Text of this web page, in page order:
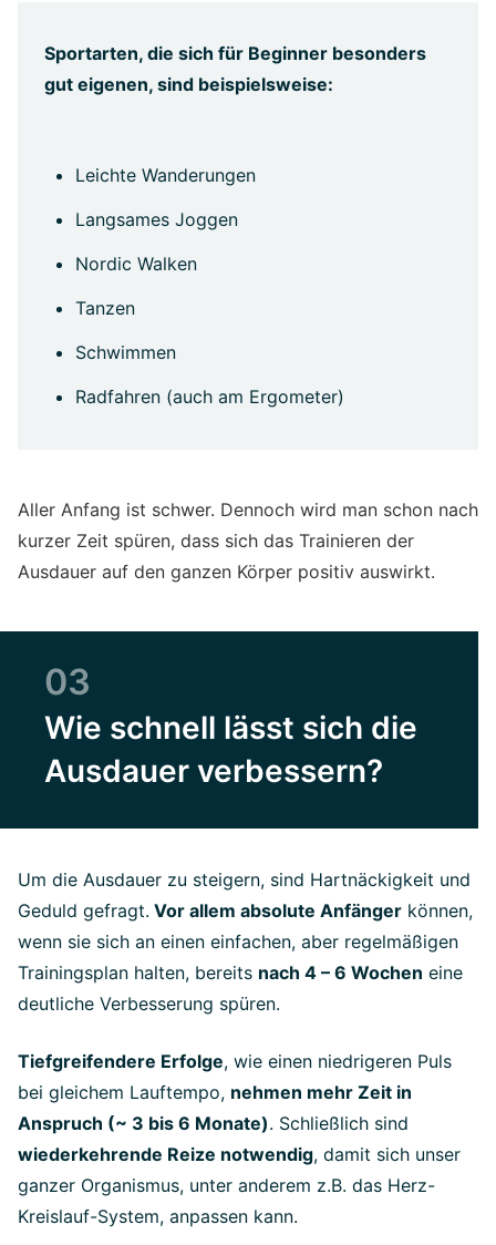
Sportarten, die sich für Beginner besonders
gut eigenen, sind beispielsweise:
Leichte Wanderungen
Langsames Joggen
Nordic Walken
Tanzen
Schwimmen
Radfahren (auch am Ergometer)
Aller Anfang ist schwer. Dennoch wird man schon nach
kurzer Zeit spüren, dass sich das Trainieren der
Ausdauer auf den ganzen Körper positiv auswirkt.
03
Wie schnell lässt sich die
Ausdauer verbessern?
Um die Ausdauer zu steigern, sind Hartnäckigkeit und
Geduld gefragt. Vor allem absolute Anfänger können,
wenn sie sich an einen einfachen, aber regelmäßigen
Trainingsplan halten, bereits nach 4 – 6 Wochen eine
deutliche Verbesserung spüren.
Tiefgreifendere Erfolge, wie einen niedrigeren Puls
bei gleichem Lauftempo, nehmen mehr Zeit in
Anspruch (~ 3 bis 6 Monate). Schließlich sind
wiederkehrende Reize notwendig, damit sich unser
ganzer Organismus, unter anderem z.B. das Herz-
Kreislauf-System, anpassen kann.